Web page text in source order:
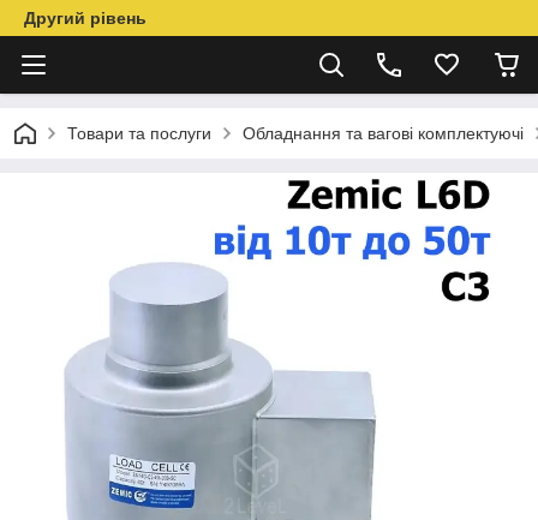
Другий рівень
Товари та послуги Обладнання та вагові комплектуючі